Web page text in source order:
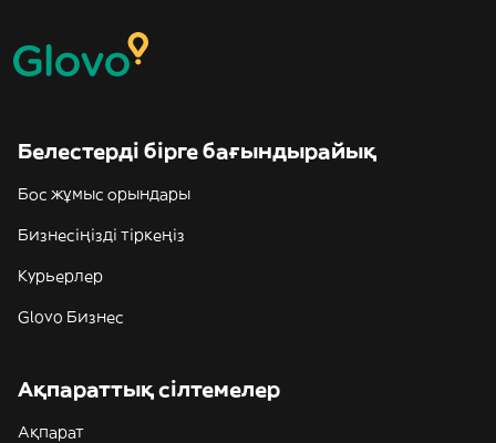
Белестерді бірге бағындырайық
Бос жұмыс орындары
Бизнесіңізді тіркеңіз
Курьерлер
Glovo Бизнес
Ақпараттық сілтемелер
Ақпарат